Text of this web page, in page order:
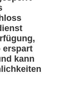
erspart
kann